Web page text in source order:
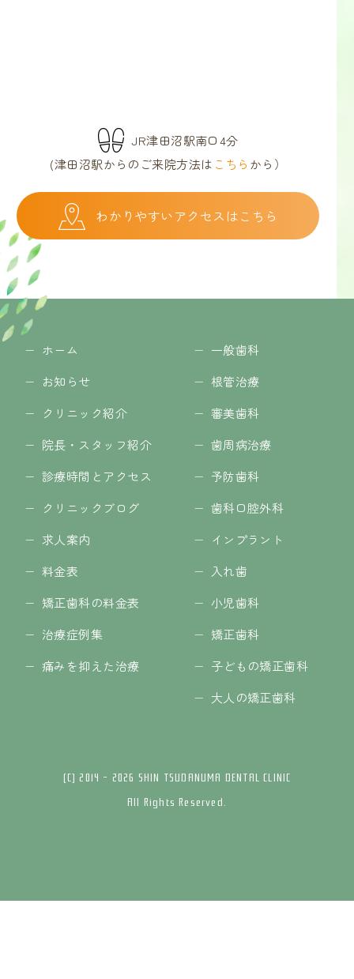
JR津田沼駅南口4分
(津田沼駅からのご来院方法は こちら から）
わかりやすいアクセスはこちら
ホーム
お知らせ
クリニック紹介
院長・スタッフ紹介
診療時間とアクセス
クリニックブログ
求人案内
料金表
矯正歯科の料金表
治療症例集
痛みを抑えた治療
一般歯科
根管治療
審美歯科
歯周病治療
予防歯科
歯科口腔外科
インプラント
入れ歯
小児歯科
矯正歯科
子どもの矯正歯科
大人の矯正歯科
(C) 2014 - 2026 SHIN TSUDANUMA DENTAL CLINIC
All Rights Reserved.